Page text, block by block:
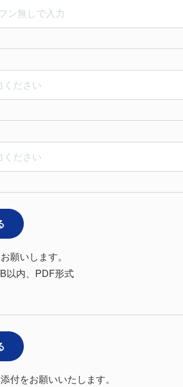
願いします。
以内、PDF形式
付をお願いいたします。